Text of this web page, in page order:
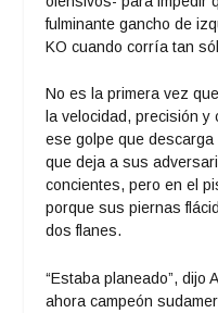
fulminante gancho de
KO cuando corría tan
No es la primera vez
la velocidad, precisión
ese golpe que
que deja a sus
concientes, pero en el
porque sus piernas
dos flanes.
“Estaba planeado”, dijo
ahora campeón